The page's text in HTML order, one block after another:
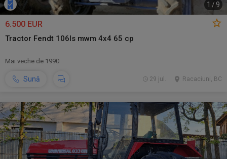
1 / 9
6.500 EUR
Tractor Fendt 106ls mwm 4x4 65 cp
Mai veche de 1990
Sună Racaciuni, BC
29 jul.